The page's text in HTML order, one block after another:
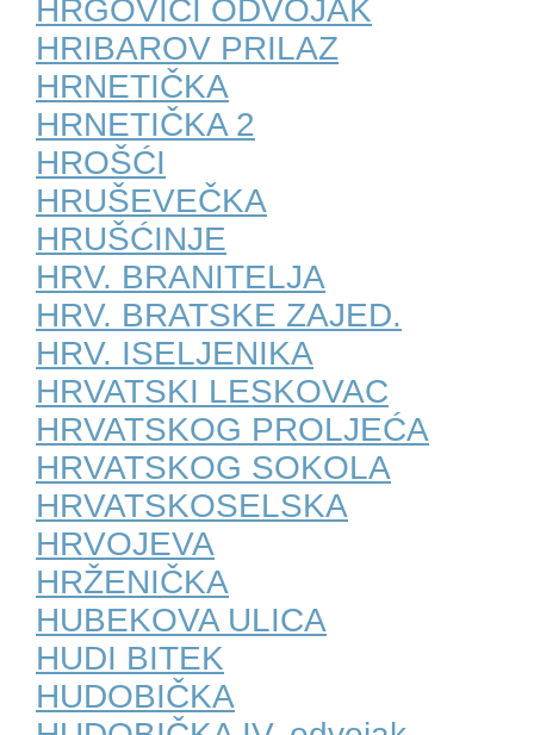
HRGOVIĆI ODVOJAK
HRIBAROV PRILAZ
HRNETIČKA
HRNETIČKA 2
HROŠĆI
HRUŠEVEČKA
HRUŠĆINJE
HRV. BRANITELJA
HRV. BRATSKE ZAJED.
HRV. ISELJENIKA
HRVATSKI LESKOVAC
HRVATSKOG PROLJEĆA
HRVATSKOG SOKOLA
HRVATSKOSELSKA
HRVOJEVA
HRŽENIČKA
HUBEKOVA ULICA
HUDI BITEK
HUDOBIČKA